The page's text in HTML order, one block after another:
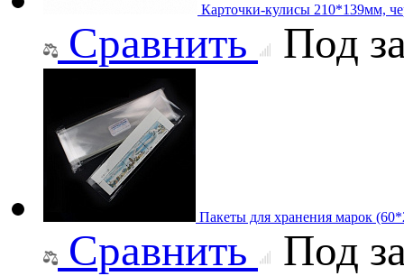
Карточки-кулисы 210*139мм,
Сравнить Под
Пакеты для хранения марок
Сравнить Под